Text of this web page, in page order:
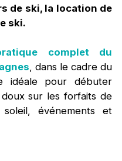
de ski, la location de
ski.
complet du
, dans le cadre du
idéale pour débuter
sur les forfaits de
événements et